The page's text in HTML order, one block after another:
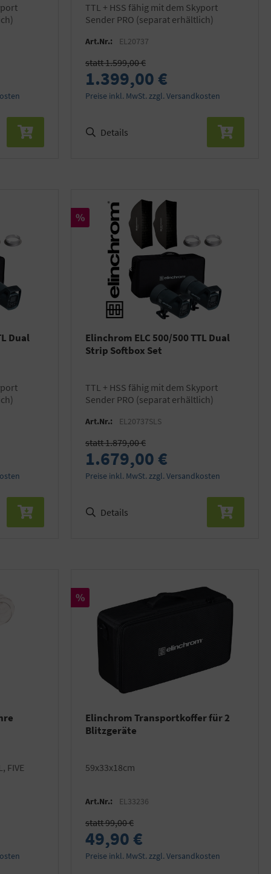
TTL + HSS fähig mit dem Skyport
Sender PRO (separat erhältlich)
Art.Nr.: EL20737
statt 1.599,00 €
1.399,00 €
Preise inkl. MwSt. zzgl. Versandkosten
Details
Dual
Rabatt
%
Elinchrom ELC 500/500 TTL Dual
Strip Softbox Set
TTL + HSS fähig mit dem Skyport
Sender PRO (separat erhältlich)
Art.Nr.: EL20737SLS
statt 1.879,00 €
1.679,00 €
Preise inkl. MwSt. zzgl. Versandkosten
Details
FIVE
Rabatt
%
Elinchrom Transportkoffer für 2
Blitzgeräte
59x33x18cm
Art.Nr.: EL33236
statt 99,00 €
49,90 €
Preise inkl. MwSt. zzgl. Versandkosten